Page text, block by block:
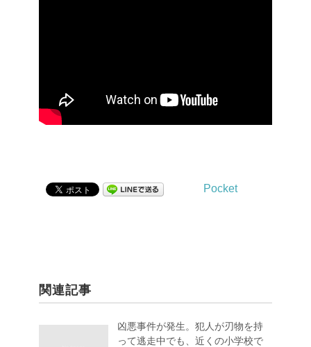
Pocket
関連記事
凶悪事件が発生。犯人が刃物を持
って逃走中でも、近くの小学校で